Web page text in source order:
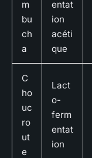
m
bu
ch
a
entat
ion
acéti
que
C
ho
uc
ro
ut
e
Lact
o-
ferm
entat
ion